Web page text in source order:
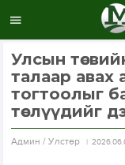
Улсын
талаар авах
тогтоолыг
төслүүдийг
Aдмин / Улстөр